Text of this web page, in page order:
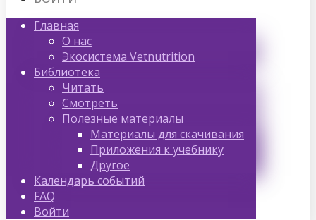
Главная
О нас
Экосистема Vetnutrition
Библиотека
Читать
Смотреть
Полезные материалы
Материалы для скачивания
Приложения к учебнику
Другое
Календарь событий
FAQ
Войти